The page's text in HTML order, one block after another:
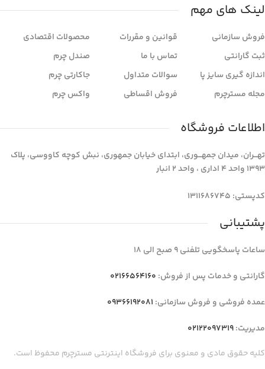
لینک های مهم
فروش سازمانی
ثبت گارانتی
اندازه گیری سایز پا
مجله مسترچرم
قوانین و مقررات
تماس با ما
سوالات متداول
فروش اقساطی
محصولات اقتصادی
صندل چرم
جاکارتی چرم
واکس چرم
اطلاعات فروشگاه
تهـــران، میدان جمهـــوری، ابتدای خیابان جمهوری، نبش کوچه کاووسی، پلاک
1393 واحد 4 اداری ، واحد 2 انبار
کدپستی: 1311686745
پشتیبانی
ساعات پاسخگویی تلفنی 9 صبح الی 18
گارانتی و خدمات پس از فروش: 02166564160
عمده فروشی و فروش سازمانی: 09366192081
مدیریت:02122097319
کلیه حقوق مادی و معنوی برای فروشگاه اینترنتی مسترچرم محفوظ است.